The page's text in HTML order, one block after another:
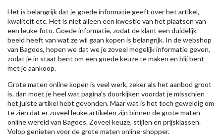
Het is belangrijk dat je goede informatie geeft over het artikel,
kwaliteit etc. Het is niet alleen een kwestie van het plaatsen van
een leuke foto. Goede informatie, zodat de klant een duidelijk
beeld heeft van wat ze wil gaan kopen is belangrijk. In de webshop
van Bagoes, hopen we dat we je zoveel mogelijk informatie geven,
zodat je in staat bent om een goede keuze te maken en blij bent
met je aankoop.
Grote maten online kopen is veel werk, zeker als het aanbod groot
is, dan moet je heel wat pagina's doorkijken voordat je misschien
het juiste artikel hebt gevonden. Maar wat is het toch geweldig om
te zien dat er zoveel leuke artikelen zijn binnen de grote maten
online wereld van Bagoes. Zoveel keuze, stijlen en prijsklassen.
Volop genieten voor de grote maten online-shopper.